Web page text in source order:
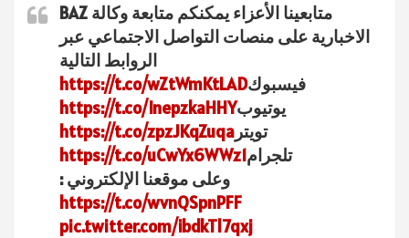
متابعينا الأعزاء يمكنكم متابعة وكالة BAZ
الاخبارية على منصات التواصل الاجتماعي عبر
الروابط التالية
فيسبوكhttps://t.co/wZtWmKtLAD
يوتيوبhttps://t.co/InepzkaHHY
تويتر https://t.co/zpzJKqZuqa
تلجرامhttps://t.co/uCwYx6WWz1
وعلى موقعنا الإلكتروني :
https://t.co/wvnQSpnPFF
pic.twitter.com/ibdkTl7qxj